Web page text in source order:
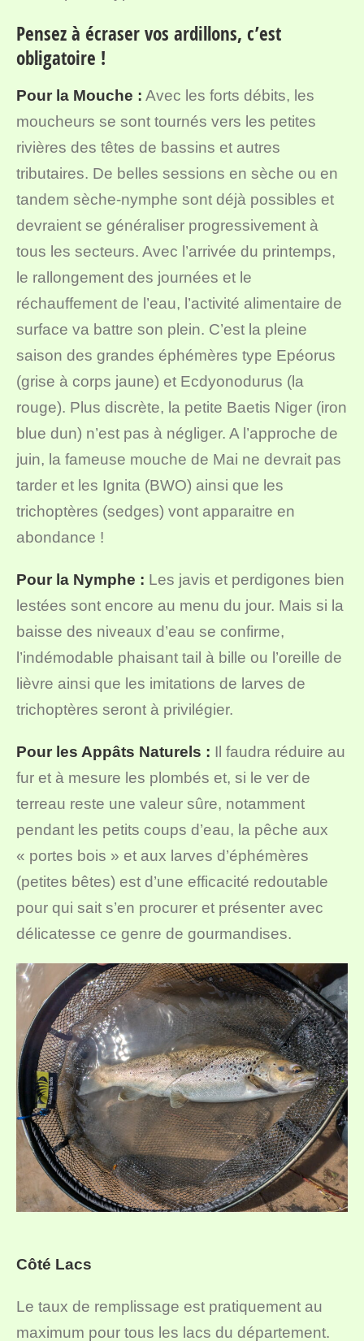
Pensez à écraser vos ardillons, c’est
obligatoire !
Pour la Mouche : Avec les forts débits, les
moucheurs se sont tournés vers les petites
rivières des têtes de bassins et autres
tributaires. De belles sessions en sèche ou en
tandem sèche-nymphe sont déjà possibles et
devraient se généraliser progressivement à
tous les secteurs. Avec l’arrivée du printemps,
le rallongement des journées et le
réchauffement de l’eau, l’activité alimentaire de
surface va battre son plein. C’est la pleine
saison des grandes éphémères type Epéorus
(grise à corps jaune) et Ecdyonodurus (la
rouge). Plus discrète, la petite Baetis Niger (iron
blue dun) n’est pas à négliger. A l’approche de
juin, la fameuse mouche de Mai ne devrait pas
tarder et les Ignita (BWO) ainsi que les
trichoptères (sedges) vont apparaitre en
abondance !
Pour la Nymphe : Les javis et perdigones bien
lestées sont encore au menu du jour. Mais si la
baisse des niveaux d’eau se confirme,
l’indémodable phaisant tail à bille ou l’oreille de
lièvre ainsi que les imitations de larves de
trichoptères seront à privilégier.
Pour les Appâts Naturels : Il faudra réduire au
fur et à mesure les plombés et, si le ver de
terreau reste une valeur sûre, notamment
pendant les petits coups d’eau, la pêche aux
« portes bois » et aux larves d’éphémères
(petites bêtes) est d’une efficacité redoutable
pour qui sait s’en procurer et présenter avec
délicatesse ce genre de gourmandises.
Côté Lacs
Le taux de remplissage est pratiquement au
maximum pour tous les lacs du département.